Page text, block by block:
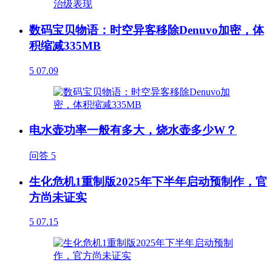
数码宝贝物语：时空异客移除Denuvo加密，体
积缩减335MB
5 07.09
电水壶功率一般有多大，烧水壶多少W？
问答 5
生化危机1重制版2025年下半年启动预制作，官
方尚未证实
5 07.15